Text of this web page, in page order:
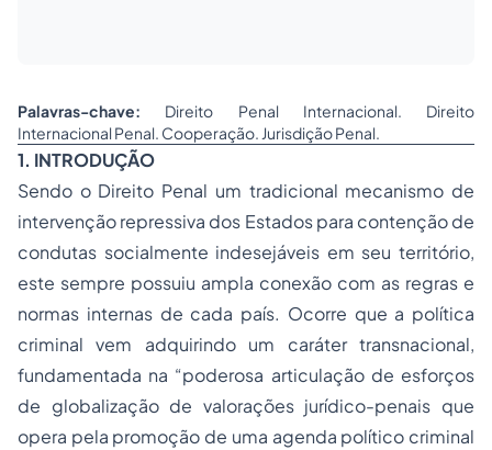
Palavras-chave: Direito Penal Internacional. Direito
Internacional Penal. Cooperação. Jurisdição Penal.
1. INTRODUÇÃO
Sendo o Direito Penal um tradicional mecanismo de
intervenção repressiva dos Estados para contenção de
condutas socialmente indesejáveis em seu território,
este sempre possuiu ampla conexão com as regras e
normas internas de cada país. Ocorre que a política
criminal vem adquirindo um caráter transnacional,
fundamentada na “poderosa articulação de esforços
de globalização de valorações jurídico-penais que
opera pela promoção de uma agenda político criminal